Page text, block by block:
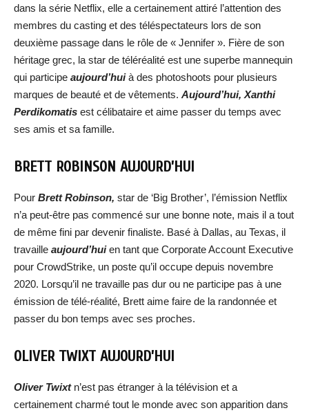
dans la série Netflix, elle a certainement attiré l’attention des
membres du casting et des téléspectateurs lors de son
deuxième passage dans le rôle de « Jennifer ». Fière de son
héritage grec, la star de téléréalité est une superbe mannequin
qui participe aujourd’huià des photoshoots pour plusieurs
marques de beauté et de vêtements. Aujourd’hui, Xanthi
Perdikomatis est célibataire et aime passer du temps avec
ses amis et sa famille.
BRETT ROBINSON AUJOURD’HUI
Pour Brett Robinson, star de ‘Big Brother’, l’émission Netflix
n’a peut-être pas commencé sur une bonne note, mais il a tout
de même fini par devenir finaliste. Basé à Dallas, au Texas, il
travaille aujourd’huien tant que Corporate Account Executive
pour CrowdStrike, un poste qu’il occupe depuis novembre
2020. Lorsqu’il ne travaille pas dur ou ne participe pas à une
émission de télé-réalité, Brett aime faire de la randonnée et
passer du bon temps avec ses proches.
OLIVER TWIXT AUJOURD’HUI
Oliver Twixtn’est pas étranger à la télévision et a
certainement charmé tout le monde avec son apparition dans